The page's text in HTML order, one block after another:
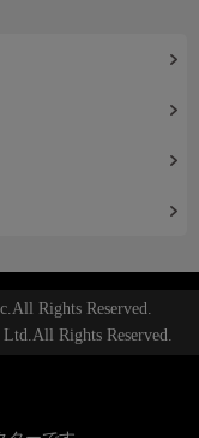
Rights Reserved.
Rights Reserved.